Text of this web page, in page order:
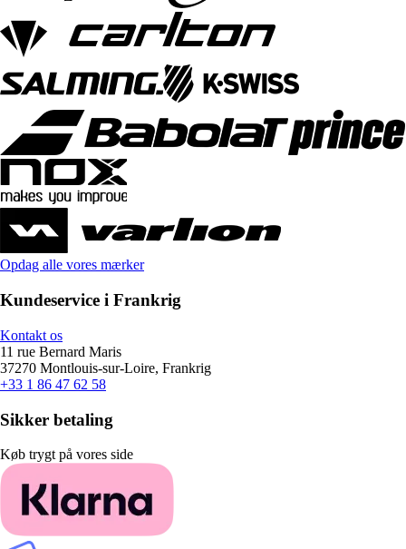
Opdag alle vores mærker
Kundeservice i Frankrig
Kontakt os
11 rue Bernard Maris
37270 Montlouis-sur-Loire, Frankrig
+33 1 86 47 62 58
Sikker betaling
Køb trygt på vores side